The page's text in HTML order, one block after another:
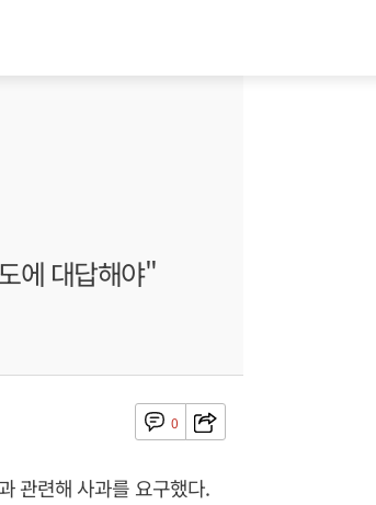
에 대답해야"
0
관련해 사과를 요구했다.